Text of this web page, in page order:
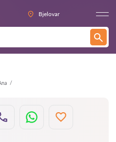
Bjelovar